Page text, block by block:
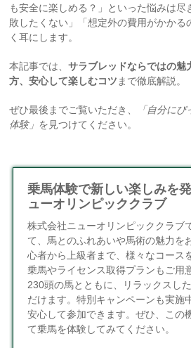
も安全に楽しめる？」といった悩みは尽
敗したくない」「想定外の費用がかかる
く耳にします。
本記事では、サラブレッドならではの魅
方、安心して楽しむコツまで徹底解説。
ぜひ最後までご覧いただき、
「自分に
体験」 を見つけてください。
乗馬体験で新しい楽しみを
ューオリンピッククラブ
株式会社ニューオリンピッククラブ
て、馬とのふれあいや馬術の魅力を
心者から上級者まで、様々なコース
乗馬やライセンス取得プランもご用
230頭の馬とともに、リラックスし
だけます。特別キャンペーンも実施
安心して参加できます。ぜひ、この
て乗馬を体験してみてください。